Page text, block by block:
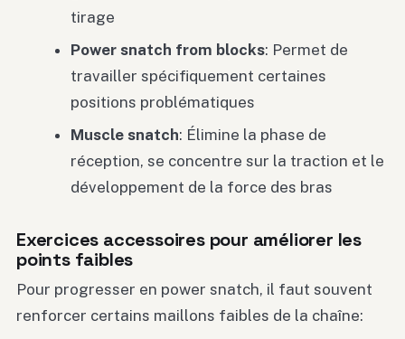
tirage
Power snatch from blocks: Permet de
travailler spécifiquement certaines
positions problématiques
Muscle snatch: Élimine la phase de
réception, se concentre sur la traction et le
développement de la force des bras
Exercices accessoires pour améliorer les
points faibles
Pour progresser en power snatch, il faut souvent
renforcer certains maillons faibles de la chaîne: